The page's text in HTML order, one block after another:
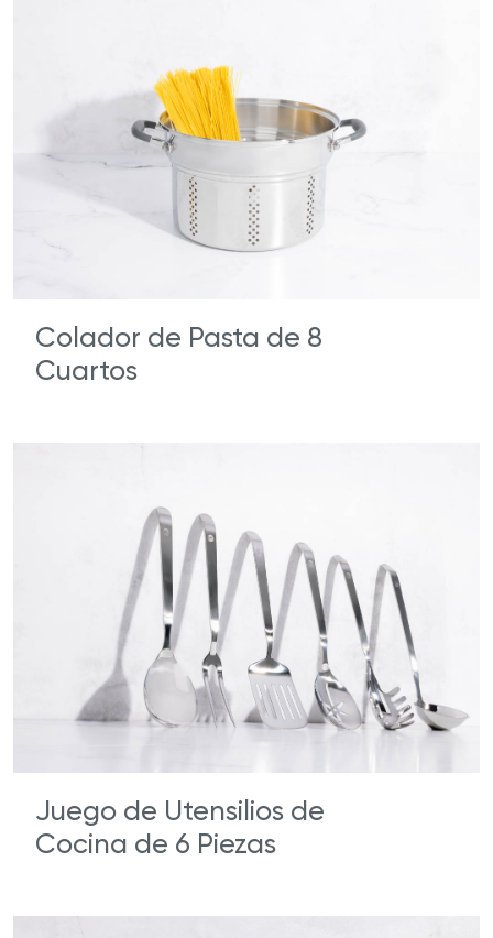
Colador de Pasta de 8
Cuartos
Juego de Utensilios de
Cocina de 6 Piezas